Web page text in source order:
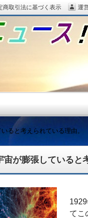
宙が膨張していると
てこ
ると考えられている理由。
をピッ
商取引法に基づく表示 運